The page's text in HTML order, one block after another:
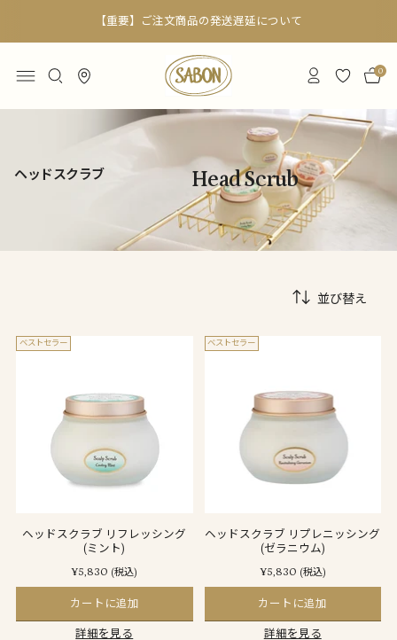
【重要】ご注文商品の発送遅延について
0
ヘッドスクラブ Head Scrub
並び替え
ベストセラー
ヘッドスクラブ リフレッシング
(ミント)
¥5,830 (税込)
カートに追加
詳細を見る
ベストセラー
ヘッドスクラブ リプレニッシング
(ゼラニウム)
¥5,830 (税込)
カートに追加
詳細を見る